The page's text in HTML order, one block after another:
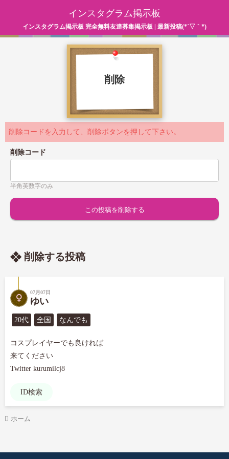
インスタグラム掲示板
インスタグラム掲示板 完全無料友達募集掲示板 | 最新投稿(*´▽｀*)
削除
削除コードを入力して、削除ボタンを押して下さい。
削除コード
半角英数字のみ
削除する投稿
07月07日
ゆい
20代 全国 なんでも
コスプレイヤーでも良ければ
来てください
Twitter kurumilcj8
ID検索
ホーム